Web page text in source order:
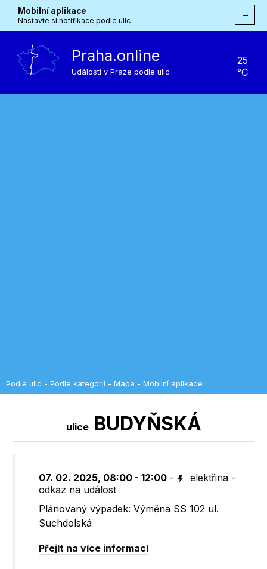
Mobilní aplikace
Nastavte si notifikace podle ulic
→
Praha.online
Události v Praze podle ulic
25
°C
Podle ulic - Podle kategorií - Mapa - Mobilní aplikace
uliceBUDYŇSKÁ
07. 02. 2025, 08:00 - 12:00 - elektřina -
odkaz na událost
Plánovaný výpadek: Výměna SS 102 ul.
Suchdolská
Přejít na více informací